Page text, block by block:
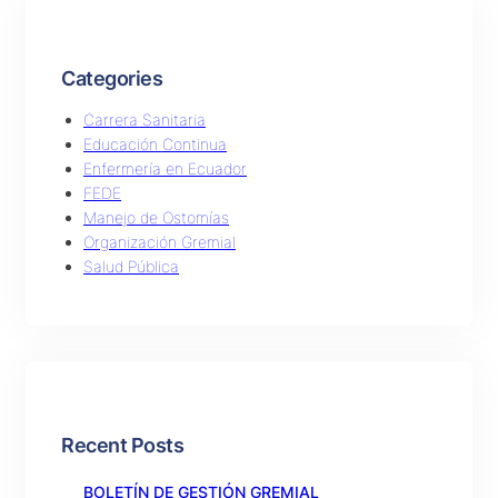
Categories
Carrera Sanitaria
Educación Continua
Enfermería en Ecuador
FEDE
Manejo de Ostomías
Organización Gremial
Salud Pública
Recent Posts
BOLETÍN DE GESTIÓN GREMIAL